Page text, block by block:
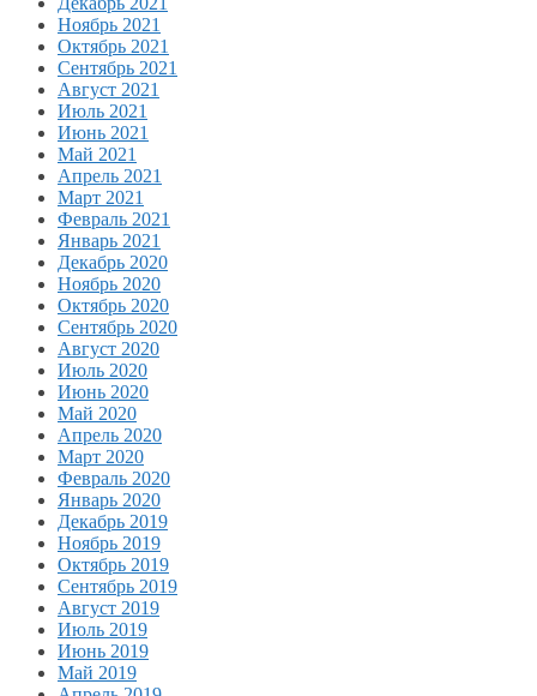
Ноябрь 2021
Октябрь 2021
Сентябрь 2021
Август 2021
Июль 2021
Июнь 2021
Май 2021
Апрель 2021
Март 2021
Февраль 2021
Январь 2021
Декабрь 2020
Ноябрь 2020
Октябрь 2020
Сентябрь 2020
Август 2020
Июль 2020
Июнь 2020
Май 2020
Апрель 2020
Март 2020
Февраль 2020
Январь 2020
Декабрь 2019
Ноябрь 2019
Октябрь 2019
Сентябрь 2019
Август 2019
Июль 2019
Июнь 2019
Май 2019